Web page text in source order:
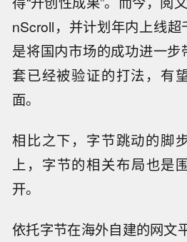
nScroll，并计划年内上线
是将国内市场的成功进一
套已经被验证的打法，有
面。
相比之下，字节跳动的脚
上，字节的相关布局也是
开。
依托字节在海外自建的网文